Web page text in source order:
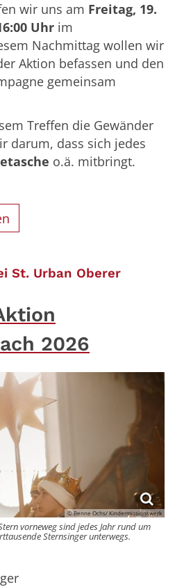
wir uns am Freitag, 19.
Uhr im
Nachmittag wollen wir
Aktion befassen und den
gemeinsam
Treffen die Gewänder
darum, dass sich jedes
o.ä. mitbringt.
St. Urban Oberer
2026
© Benne Ochs/ Kindermissionswerk
vorneweg sind jedes Jahr rund um
Sternsinger unterwegs.